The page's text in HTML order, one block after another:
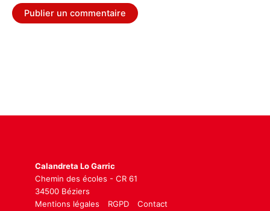
Calandreta Lo Garric
Chemin des écoles - CR 61
34500 Béziers
Mentions légales
RGPD Contact